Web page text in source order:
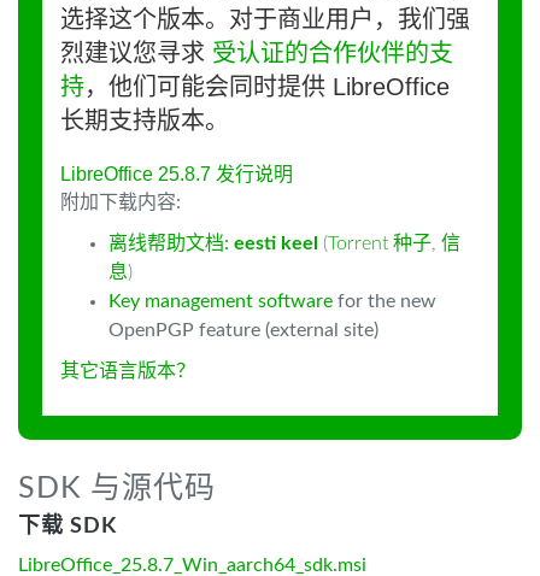
选择这个版本。对于商业用户，我们强
烈建议您寻求 受认证的合作伙伴的支
持，他们可能会同时提供 LibreOffice
长期支持版本。
LibreOffice 25.8.7 发行说明
附加下载内容:
离线帮助文档: eesti keel (Torrent 种子, 信
息)
Key management software for the new
OpenPGP feature (external site)
其它语言版本？
SDK 与源代码
下载 SDK
LibreOffice_25.8.7_Win_aarch64_sdk.msi